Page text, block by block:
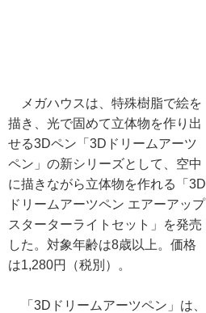
メガハウスは、特殊樹脂で絵を
描き、光で固めて立体物を作り出
せる3Dペン「3Dドリームアーツ
ペン」の新シリーズとして、空中
に描きながら立体物を作れる「3D
ドリームアーツペン エアーアップ
スターターライトセット」を発売
した。対象年齢は8歳以上。価格
は1,280円（税別）。
「3Dドリームアーツペン」は、